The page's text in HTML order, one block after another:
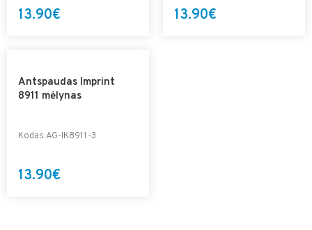
13.90€ 13.90€
Antspaudas Imprint
8911 mėlynas
Kodas:AG-IK8911-3
13.90€